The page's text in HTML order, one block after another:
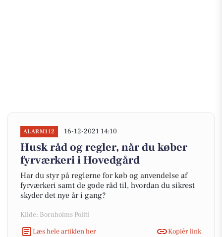
ALARM112 16-12-2021 14:10
Husk råd og regler, når du køber
fyrværkeri i Hovedgård
Har du styr på reglerne for køb og anvendelse af
fyrværkeri samt de gode råd til, hvordan du sikrest
skyder det nye år i gang?
Kilde: Bornholms Politi
Læs hele artiklen her
Kopiér link